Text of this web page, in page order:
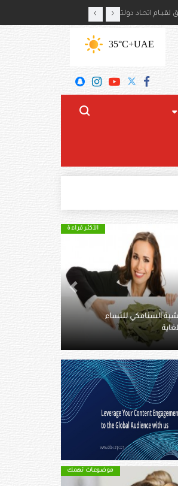
‹ ›
UAE
+35°C
الأكثر قراءة
إجراءات شائعة للحفاظ على الجمال
تضر بالصحة
Next
موضوعات تهمك